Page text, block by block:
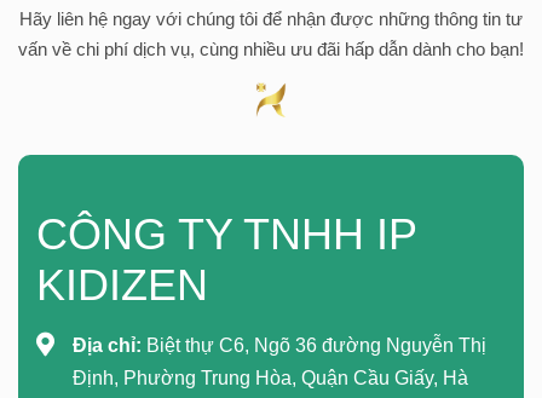
Hãy liên hệ ngay với chúng tôi để nhận được những thông tin tư
vấn về chi phí dịch vụ, cùng nhiều ưu đãi hấp dẫn dành cho bạn!
CÔNG TY TNHH IP
KIDIZEN
Địa chỉ: Biệt thự C6, Ngõ 36 đường Nguyễn Thị
Định, Phường Trung Hòa, Quận Cầu Giấy, Hà